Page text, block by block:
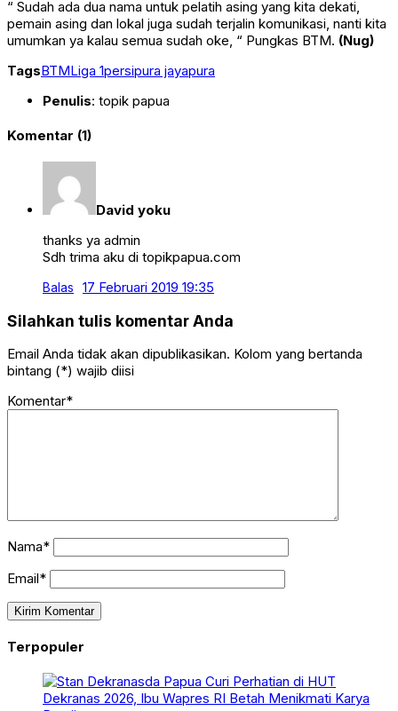
“ Sudah ada dua nama untuk pelatih asing yang kita dekati,
pemain asing dan lokal juga sudah terjalin komunikasi, nanti kita
umumkan ya kalau semua sudah oke, “ Pungkas BTM. (Nug)
TagsBTMLiga 1persipura jayapura
Penulis: topik papua
Komentar (1)
David yoku
thanks ya admin
Sdh trima aku di topikpapua.com
Balas 17 Februari 2019 19:35
Silahkan tulis komentar Anda
Email Anda tidak akan dipublikasikan. Kolom yang bertanda
bintang (*) wajib diisi
Komentar*
Nama*
Email*
Terpopuler